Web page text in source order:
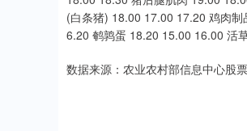
(白条猪) 18.00 17.00 17.20 鸡肉
6.20 鹌鹑蛋 18.20 15.00 16.00 活
数据来源：农业农村部信息中心股